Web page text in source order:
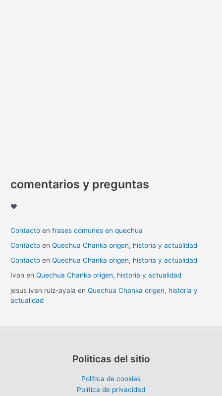
comentarios y preguntas
♥
Contacto enfrases comunes en quechua
Contacto enQuechua Chanka origen, historia y actualidad
Contacto enQuechua Chanka origen, historia y actualidad
Ivan enQuechua Chanka origen, historia y actualidad
jesus ivan ruiz-ayala enQuechua Chanka origen, historia y
actualidad
Politicas del sitio
Política de cookies
Política de privacidad